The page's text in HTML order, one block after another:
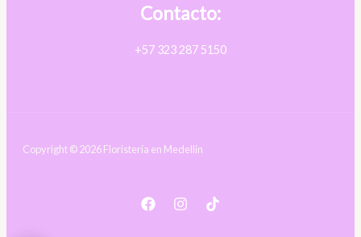
Contacto:
+57 323 287 5150
Copyright © 2026 Floristería en Medellín